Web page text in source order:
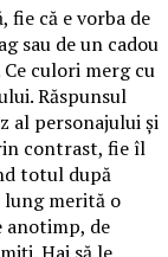
fie că e vorba de
sau de un cadou
culori merg cu
Răspunsul
al personajului și
contrast, fie îl
totul după
lung merită o
anotimp, de
Hai să le